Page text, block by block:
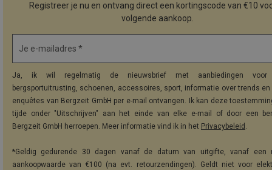
Registreer je nu en ontvang direct een kortingscode van €10
volgende aankoop.
Je e-mailadres *
Ja, ik wil regelmatig de nieuwsbrief met aanbiedingen voor
bergsportuitrusting, schoenen, accessoires, sport, informatie over trends
enquêtes van Bergzeit GmbH per e-mail ontvangen. Ik kan deze
tijde onder "Uitschrijven" aan het einde van elke e-mail of door een
Bergzeit GmbH herroepen. Meer informatie vind ik in het Privacybeleid .
*Geldig gedurende 30 dagen vanaf de datum van uitgifte, vanaf een
aankoopwaarde van €100 (na evt. retourzendingen). Geldt niet voor